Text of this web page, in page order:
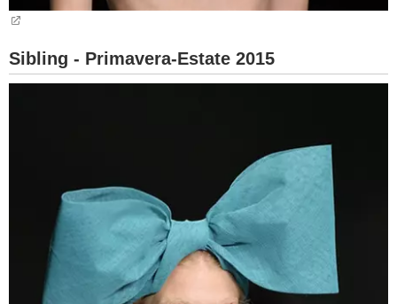
Sibling - Primavera-Estate 2015